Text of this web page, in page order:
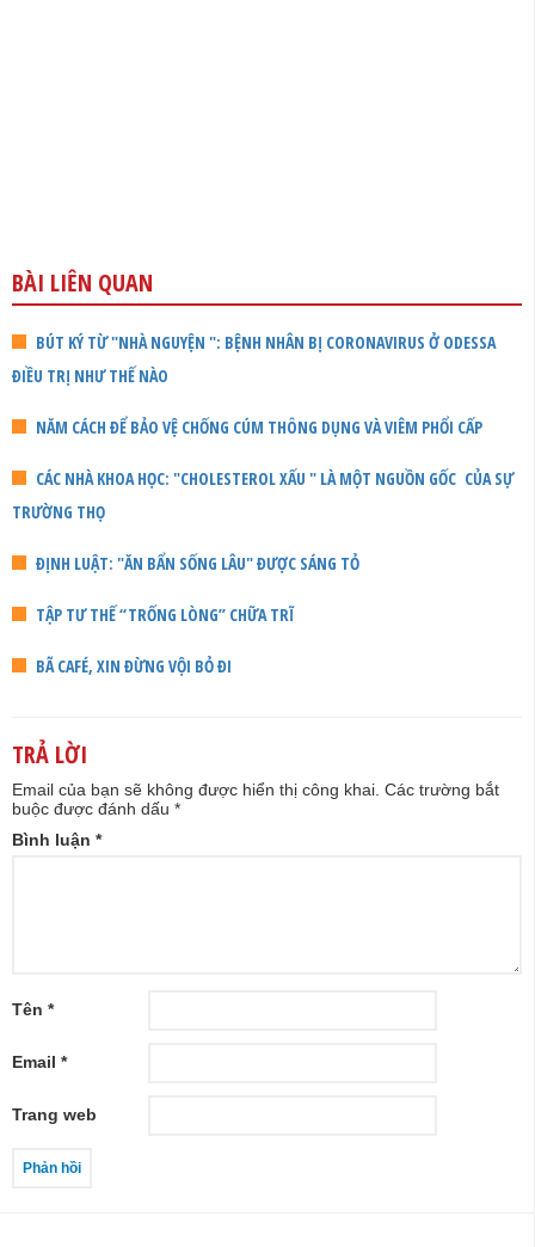
BÀI LIÊN QUAN
BÚT KÝ TỪ "NHÀ NGUYỆN ": BỆNH NHÂN BỊ CORONAVIRUS Ở ODESSA
ĐIỀU TRỊ NHƯ THẾ NÀO
NĂM CÁCH ĐỂ BẢO VỆ CHỐNG CÚM THÔNG DỤNG VÀ VIÊM PHỔI CẤP
CÁC NHÀ KHOA HỌC: "CHOLESTEROL XẤU " LÀ MỘT NGUỒN GỐC CỦA SỰ
TRƯỜNG THỌ
ĐỊNH LUẬT: "ĂN BẨN SỐNG LÂU" ĐƯỢC SÁNG TỎ
TẬP TƯ THẾ “TRỐNG LÒNG” CHỮA TRĨ
BÃ CAFÉ, XIN ĐỪNG VỘI BỎ ĐI
TRẢ LỜI
Email của bạn sẽ không được hiển thị công khai. Các trường bắt
buộc được đánh dấu *
Bình luận *
Tên *
Email *
Trang web